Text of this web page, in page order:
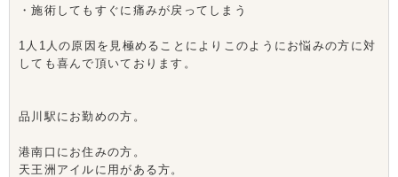
・施術してもすぐに痛みが戻ってしまう
1人1人の原因を見極めることによりこのようにお悩みの方に対
しても喜んで頂いております。
品川駅にお勤めの方。
港南口にお住みの方。
天王洲アイルに用がある方。